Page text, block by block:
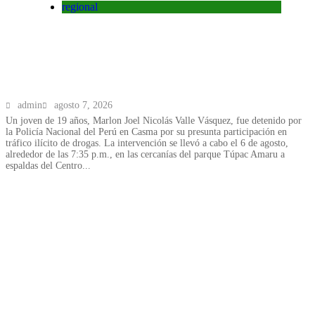
regional
admin
agosto 7, 2026
Un joven de 19 años, Marlon Joel Nicolás Valle Vásquez, fue detenido por
la Policía Nacional del Perú en Casma por su presunta participación en
tráfico ilícito de drogas. La intervención se llevó a cabo el 6 de agosto,
alrededor de las 7:35 p.m., en las cercanías del parque Túpac Amaru a
espaldas del Centro...